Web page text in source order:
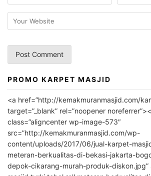
A
l
r
n
a
t
PROMO KARPET MASJID
<a href=”http://kemakmuranmasjid.com/
target=”_blank” rel=”noopener
class=”aligncenter wp-image-573″
src=”http://kemakmuranmasjid.com/wp-
content/uploads/2017/06/jual-karpet-
meteran-berkualitas-di-bekasi-jakarta-
depok-cikarang-murah-produk-diskon.jpg”